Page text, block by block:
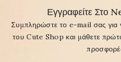
Εγγραφείτε Στο
Συμπληρώστε το e-mail σας
του Cute Shop και μάθετε